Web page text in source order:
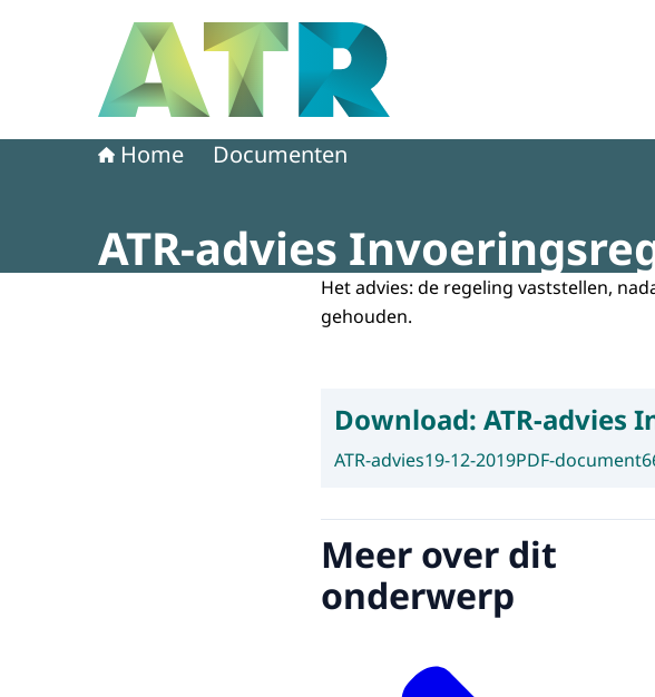
Home Documenten
ATR-advies
Het advies: de regeling vaststellen,
gehouden.
Download: ATR-advies
ATR-advies19-12-2019PDF-document
Meer over dit
onderwerp